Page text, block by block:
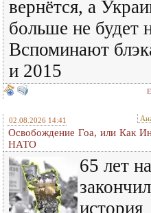
вернётся, а
больше не будет
Вспоминают
и 2015
02.08.2026 14:41
Освобождение Гоа, или Как
НАТО
65 лет
история